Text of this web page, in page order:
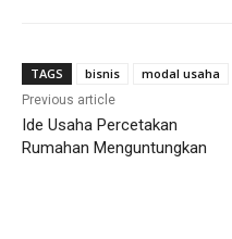
TAGS bisnis modal usaha
Previous article
Ide Usaha Percetakan
Rumahan Menguntungkan